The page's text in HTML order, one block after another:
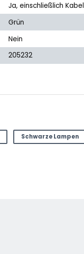
Ja, einschließlich Kabel
Grün
Nein
205232
Schwarze Lampen